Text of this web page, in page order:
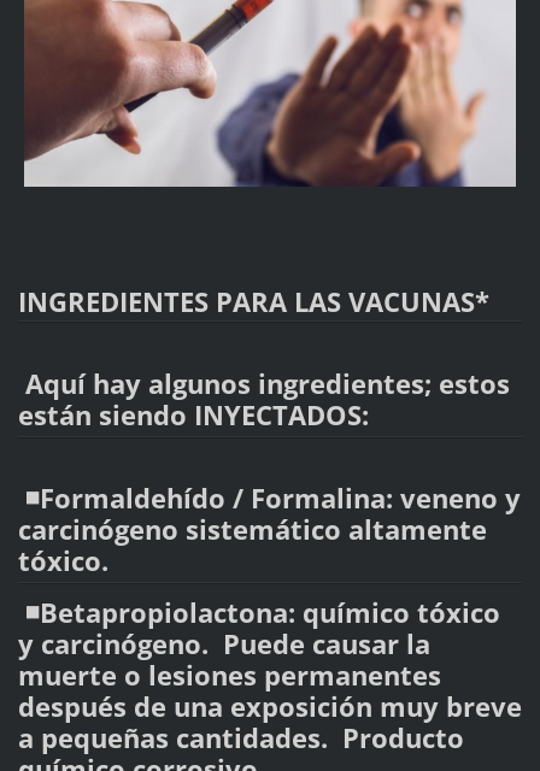
INGREDIENTES PARA LAS VACUNAS*
Aquí hay algunos ingredientes; estos
están siendo INYECTADOS:
◾️Formaldehído / Formalina: veneno y
carcinógeno sistemático altamente
tóxico.
◾️Betapropiolactona: químico tóxico
y carcinógeno. Puede causar la
muerte o lesiones permanentes
después de una exposición muy breve
a pequeñas cantidades. Producto